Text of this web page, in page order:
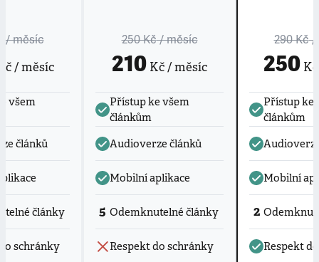
/ měsíc
/ měsíc
všem
článků
články
schránky
250 Kč/ měsíc
210 Kč / měsíc
Přístup ke všem
článkům
Audioverze článků
Mobilní aplikace
5 Odemknutelné články
Respekt do schránky
290 Kč/
250Kč
Přístup ke
článkům
Mobilní
2
Respekt